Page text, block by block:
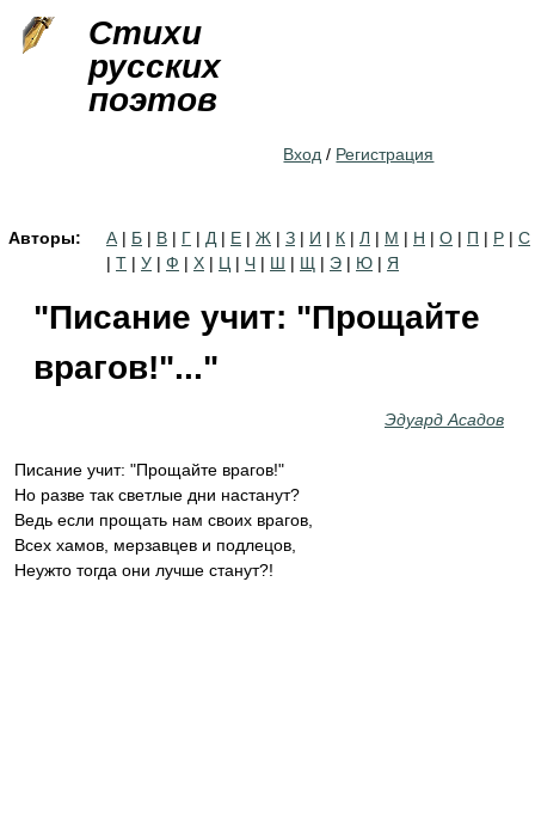
Стихи
русских
поэтов
Вход / Регистрация
Авторы: А | Б | В | Г | Д | Е | Ж | З | И | К | Л | М | Н | О | П | Р | С
| Т | У | Ф | Х | Ц | Ч | Ш | Щ | Э | Ю | Я
"Писание учит: "Прощайте
врагов!"..."
Эдуард Асадов
Писание учит: "Прощайте врагов!"
Но разве так светлые дни настанут?
Ведь если прощать нам своих врагов,
Всех хамов, мерзавцев и подлецов,
Неужто тогда они лучше станут?!